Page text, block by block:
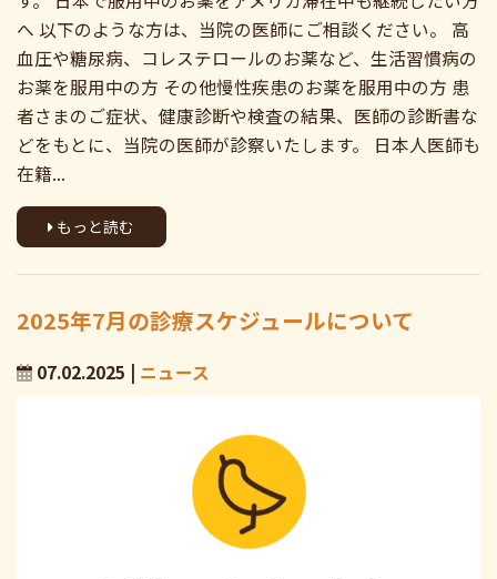
へ 以下のような方は、当院の医師にご相談ください。 高
血圧や糖尿病、コレステロールのお薬など、生活習慣病の
お薬を服用中の方 その他慢性疾患のお薬を服用中の方 患
者さまのご症状、健康診断や検査の結果、医師の診断書な
どをもとに、当院の医師が診察いたします。 日本人医師も
在籍...
もっと読む
2025年7月の診療スケジュールについて
07.02.2025 | ニュース